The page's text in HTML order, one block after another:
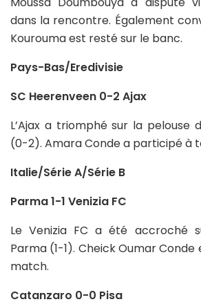
dans la rencontre. Également
Kourouma est resté sur le banc.
Pays-Bas/Eredivisie
SC Heerenveen 0-2 Ajax
L’Ajax a triomphé sur la pelouse
(0-2). Amara Conde a participé à
Italie/Série A/Série B
Parma 1-1 Venizia FC
Le Venizia FC a été accroché
Parma (1-1). Cheick Oumar
match.
Catanzaro 0-0 Pisa